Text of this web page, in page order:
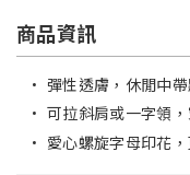
商品資訊
• 彈性透膚，休閒中
• 可拉斜肩或一字領
• 愛心螺旋字母印花